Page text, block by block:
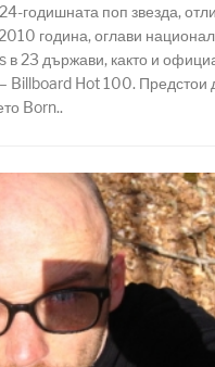
годишната поп звезда,
година, оглави
в 23 държави, както и
Billboard Hot 100. Предстои
Born..